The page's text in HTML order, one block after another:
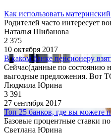
Как использовать
Родителей часто интересует
Наталья Шибанова
2 375
10 октября 2017
В каком банке пенсионеру
Сейчас(данные по состоянию
выгодные предложения. Вот
Людмила Юрина
3 391
27 сентября 2017
Топ 25 банков, где вы можете
Базовые процентные ставки
Светлана Юрина